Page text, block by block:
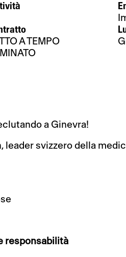
A TEMPO
a Ginevra!
leader svizzero della
responsabilità